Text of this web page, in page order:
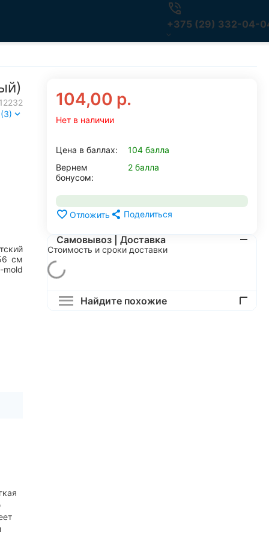
+375 (29) 332-04-
см
mold
104,00 р.
Нет в наличии
Цена в баллах:
104 балла
Вернем
бонусом:
2 балла
Отложить Поделиться
Самовывоз | Доставка
Стоимость и сроки доставки
Найдите похожие